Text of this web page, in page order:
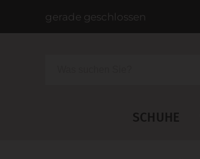
gerade geschlossen
SCHUHE